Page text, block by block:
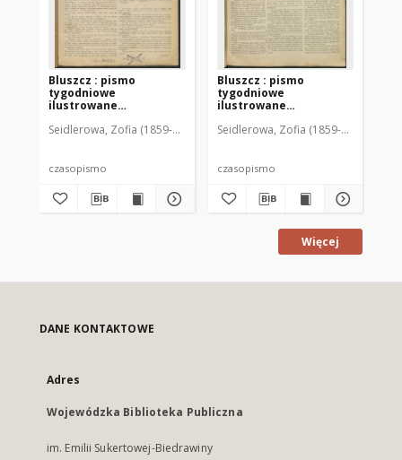
Bluszcz : pismo
tygodniowe
ilustrowane
kobiecym, 1912 R. 48, nr
Seidlerowa, Zofia (1859-1919). Red. i Wyd.
czasopismo
Bluszcz : pismo
tygodniowe
ilustrowane
kobiecym, 1912 R. 48, nr
Seidlerowa, Zofia (1859-1919). Red.
czasopismo
Więcej
DANE KONTAKTOWE
Adres
Wojewódzka Biblioteka Publiczna
im. Emilii Sukertowej-Biedrawiny